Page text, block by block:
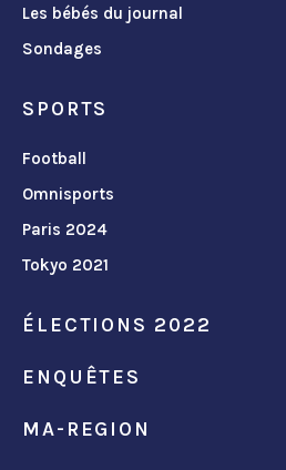
Les bébés du journal
Sondages
SPORTS
Football
Omnisports
Paris 2024
Tokyo 2021
ÉLECTIONS 2022
ENQUÊTES
MA-REGION